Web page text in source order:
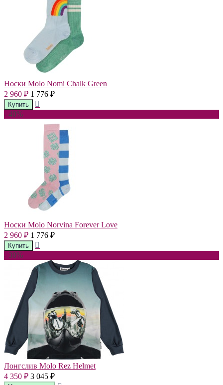
Носки Molo Nomi Chalk Green
2 960 ₽ 1 776 ₽
- 40%
Носки Molo Norvina Forever Love
2 960 ₽ 1 776 ₽
- 30%
Лонгслив Molo Rez Helmet
4 350 ₽ 3 045 ₽